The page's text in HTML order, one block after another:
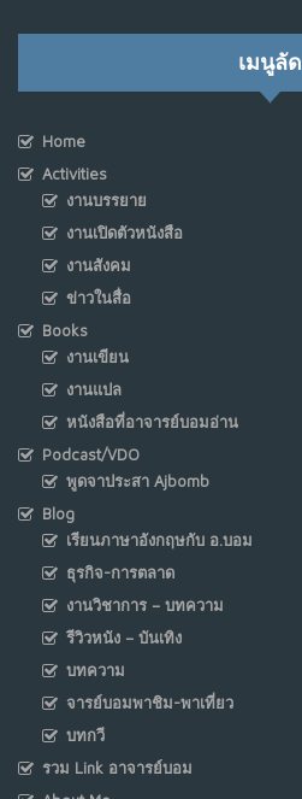
เมนูลัด
Home
Activities
งานบรรยาย
งานเปิดตัวหนังสือ
งานสังคม
ข่าวในสื่อ
Books
งานเขียน
งานแปล
หนังสือที่อาจารย์บอมอ่าน
Podcast/VDO
พูดจาประสา Ajbomb
Blog
เรียนภาษาอังกฤษกับ อ.บอม
ธุรกิจ-การตลาด
งานวิชาการ – บทความ
รีวิวหนัง – บันเทิง
บทความ
จารย์บอมพาชิม-พาเที่ยว
บทกวี
รวม Link อาจารย์บอม